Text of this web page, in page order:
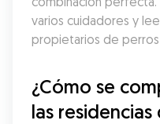
varios cuidadores y
propietarios de
¿Cómo se
las